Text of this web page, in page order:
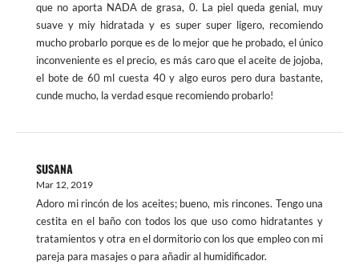
que no aporta NADA de grasa, 0. La piel queda genial, muy
suave y miy hidratada y es super super ligero, recomiendo
mucho probarlo porque es de lo mejor que he probado, el único
inconveniente es el precio, es más caro que el aceite de jojoba,
el bote de 60 ml cuesta 40 y algo euros pero dura bastante,
cunde mucho, la verdad esque recomiendo probarlo!
SUSANA
Mar 12, 2019
Adoro mi rincón de los aceites; bueno, mis rincones. Tengo una
cestita en el baño con todos los que uso como hidratantes y
tratamientos y otra en el dormitorio con los que empleo con mi
pareja para masajes o para añadir al humidificador.